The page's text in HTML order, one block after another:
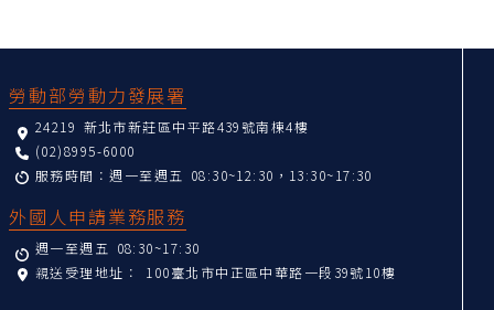
勞動部勞動力發展署
24219 新北市新莊區中平路439號南棟4樓
(02)8995-6000
服務時間：週一至週五 08:30~12:30，13:30~17:30
外國人申請業務服務
週一至週五 08:30~17:30
親送受理地址： 100臺北市中正區中華路一段39號10樓